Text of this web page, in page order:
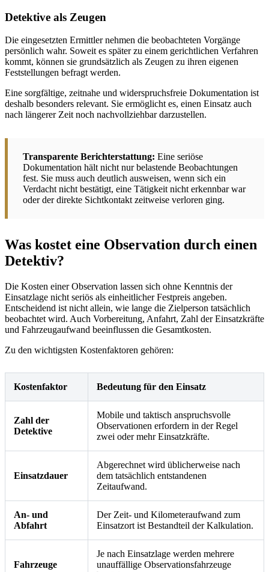
Detektive als Zeugen
Die eingesetzten Ermittler nehmen die beobachteten Vorgänge
persönlich wahr. Soweit es später zu einem gerichtlichen Verfahren
kommt, können sie grundsätzlich als Zeugen zu ihren eigenen
Feststellungen befragt werden.
Eine sorgfältige, zeitnahe und widerspruchsfreie Dokumentation ist
deshalb besonders relevant. Sie ermöglicht es, einen Einsatz auch
nach längerer Zeit noch nachvollziehbar darzustellen.
Transparente Berichterstattung: Eine seriöse
Dokumentation hält nicht nur belastende Beobachtungen
fest. Sie muss auch deutlich ausweisen, wenn sich ein
Verdacht nicht bestätigt, eine Tätigkeit nicht erkennbar war
oder der direkte Sichtkontakt zeitweise verloren ging.
Was kostet eine Observation durch einen
Detektiv?
Die Kosten einer Observation lassen sich ohne Kenntnis der
Einsatzlage nicht seriös als einheitlicher Festpreis angeben.
Entscheidend ist nicht allein, wie lange die Zielperson tatsächlich
beobachtet wird. Auch Vorbereitung, Anfahrt, Zahl der Einsatzkräfte
und Fahrzeugaufwand beeinflussen die Gesamtkosten.
Zu den wichtigsten Kostenfaktoren gehören:
Kostenfaktor Bedeutung für den Einsatz
Zahl der
Detektive
Mobile und taktisch anspruchsvolle
Observationen erfordern in der Regel
zwei oder mehr Einsatzkräfte.
Einsatzdauer
Abgerechnet wird üblicherweise nach
dem tatsächlich entstandenen
Zeitaufwand.
An- und
Abfahrt
Der Zeit- und Kilometeraufwand zum
Einsatzort ist Bestandteil der Kalkulation.
Fahrzeuge
Je nach Einsatzlage werden mehrere
unauffällige Observationsfahrzeuge